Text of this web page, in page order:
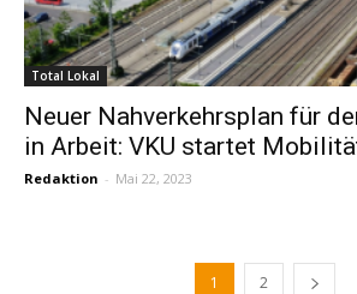
Total Lokal
Neuer Nahverkehrsplan für
in Arbeit: VKU startet
Redaktion - Mai 22, 2023
1 2